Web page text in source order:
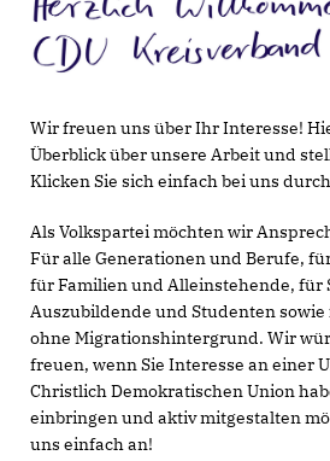
Wir freuen uns über Ihr Interesse!
Überblick über unsere Arbeit und
Klicken Sie sich einfach bei uns
Als Volkspartei möchten wir
Für alle Generationen und Berufe,
für Familien und Alleinstehende, für
Auszubildende und Studenten
ohne Migrationshintergrund. Wir
freuen, wenn Sie Interesse an einer
Christlich Demokratischen Union
einbringen und aktiv mitgestalten
uns einfach an!